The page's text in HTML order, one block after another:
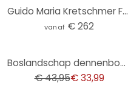
Guido Maria Kretschmer Fotobehang Art Edition Beige Flowers
vanaf € 262
Boslandschap dennenbomen grijs groen - Vliesbehang, uittrekbaar
€ 43,95€ 33,99